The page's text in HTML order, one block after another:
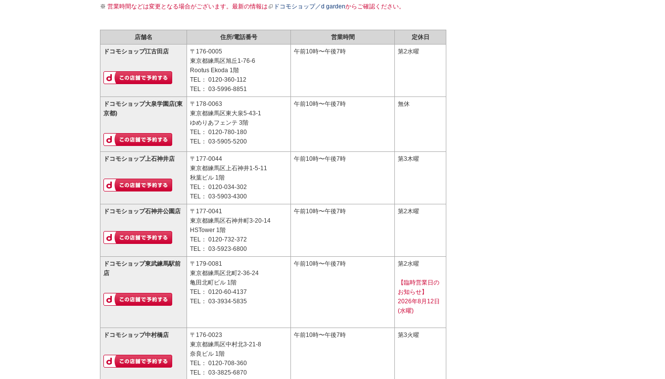
営業時間などは変更となる場合がございます。最新の情報は ドコモショップ／d gardenからご確認ください。
店舗名 住所/電話番号 営業時間 定休日
ドコモショップ江古田店
〒176-0005
東京都練馬区旭丘1-76-6
Rootus Ekoda 1階
TEL： 0120-360-112
TEL： 03-5996-8851
午前10時〜午後7時 第2水曜
ドコモショップ大泉学園店(東
京都)
〒178-0063
東京都練馬区東大泉5-43-1
ゆめりあフェンテ 3階
TEL： 0120-780-180
TEL： 03-5905-5200
午前10時〜午後7時 無休
ドコモショップ上石神井店
〒177-0044
東京都練馬区上石神井1-5-11
秋葉ビル 1階
TEL： 0120-034-302
TEL： 03-5903-4300
午前10時〜午後7時 第3木曜
ドコモショップ石神井公園店
〒177-0041
東京都練馬区石神井町3-20-14
HSTower 1階
TEL： 0120-732-372
TEL： 03-5923-6800
午前10時〜午後7時 第2木曜
ドコモショップ東武練馬駅前
店
〒179-0081
東京都練馬区北町2-36-24
亀田北町ビル 1階
TEL： 0120-60-4137
TEL： 03-3934-5835
午前10時〜午後7時 第2水曜
【臨時営業日の
お知らせ】
2026年8月12日
(水曜)
ドコモショップ中村橋店
〒176-0023
東京都練馬区中村北3-21-8
奈良ビル 1階
TEL： 0120-708-360
TEL： 03-3825-6870
午前10時〜午後7時 第3火曜